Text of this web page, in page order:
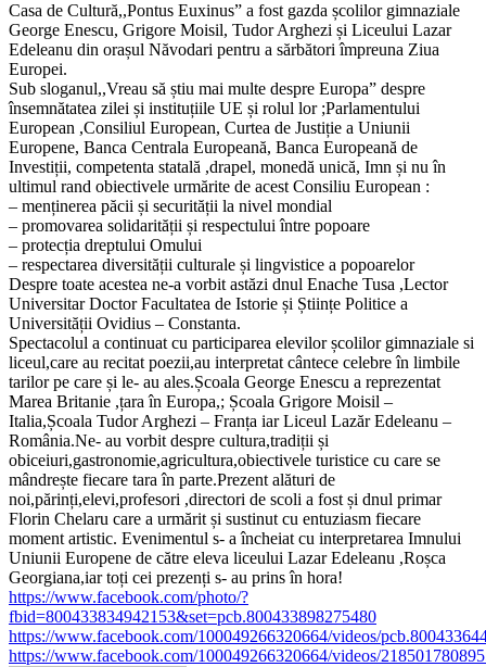
Casa de Cultură,,Pontus Euxinus” a fost gazda școlilor gimnaziale
George Enescu, Grigore Moisil, Tudor Arghezi și Liceului Lazar
Edeleanu din orașul Năvodari pentru a sărbători împreuna Ziua
Europei.
Sub sloganul,,Vreau să știu mai multe despre Europa” despre
însemnătatea zilei și instituțiile UE și rolul lor ;Parlamentului
European ,Consiliul European, Curtea de Justiție a Uniunii
Europene, Banca Centrala Europeană, Banca Europeană de
Investiții, competenta statală ,drapel, monedă unică, Imn și nu în
ultimul rand obiectivele urmărite de acest Consiliu European :
– menținerea păcii și securității la nivel mondial
– promovarea solidarității și respectului între popoare
– protecția dreptului Omului
– respectarea diversității culturale și lingvistice a popoarelor
Despre toate acestea ne-a vorbit astăzi dnul Enache Tusa ,Lector
Universitar Doctor Facultatea de Istorie și Științe Politice a
Universității Ovidius – Constanta.
Spectacolul a continuat cu participarea elevilor școlilor gimnaziale si
liceul,care au recitat poezii,au interpretat cântece celebre în limbile
tarilor pe care și le- au ales.Școala George Enescu a reprezentat
Marea Britanie ,țara în Europa,; Școala Grigore Moisil –
Italia,Școala Tudor Arghezi – Franța iar Liceul Lazăr Edeleanu –
România.Ne- au vorbit despre cultura,tradiții și
obiceiuri,gastronomie,agricultura,obiectivele turistice cu care se
mândrește fiecare tara în parte.Prezent alături de
noi,părinți,elevi,profesori ,directori de scoli a fost și dnul primar
Florin Chelaru care a urmărit și sustinut cu entuziasm fiecare
moment artistic. Evenimentul s- a încheiat cu interpretarea Imnului
Uniunii Europene de către eleva liceului Lazar Edeleanu ,Roșca
Georgiana,iar toți cei prezenți s- au prins în hora!
https://www.facebook.com/photo/?
fbid=800433834942153&set=pcb.800433898275480
https://www.facebook.com/100049266320664/videos/
https://www.facebook.com/100049266320664/videos/